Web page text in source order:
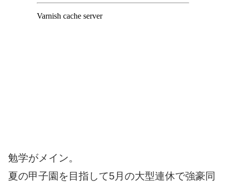
勉学がメイン。
夏の甲子園を目指して5月の大型連休で強豪同